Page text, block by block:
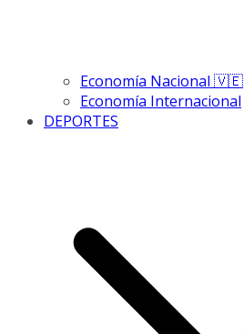
Economía Nacional 🇻🇪
Economía Internacional
DEPORTES